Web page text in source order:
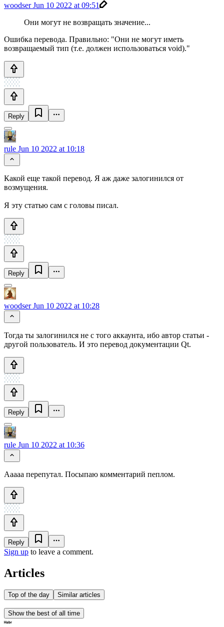
woodserJun 10 2022 at 09:51
Они могут не возвращать значение...
Ошибка перевода. Правильно: "Они не могут иметь
возвращаемый тип (т.е. должен использоваться void)."
Reply
rule Jun 10 2022 at 10:18
Какой еще такой перевод. Я аж даже залогинился от
возмущения.
Я эту статью сам с головы писал.
Reply
woodserJun 10 2022 at 10:28
Тогда ты залогинился не с того аккаунта, ибо автор статьи -
другой пользователь. И это перевод документации Qt.
Reply
rule Jun 10 2022 at 10:36
Ааааа перепутал. Посыпаю комментарий пеплом.
Reply
Sign up to leave a comment.
Articles
Top of the day Similar articles
Show the best of all time